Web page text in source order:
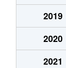
2019
2020
2021